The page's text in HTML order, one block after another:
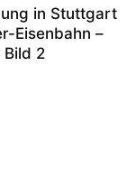
in Stuttgart
Eisenbahn –
Bild 2